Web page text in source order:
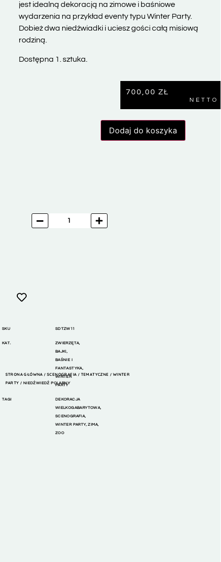
jest idealną dekoracją na zimowe i baśniowe
wydarzenia na przykład eventy typu Winter Party.
Dobież dwa niedźwiadki i uciesz gości całą misiową
rodziną.
Dostępna 1. sztuka.
700,00 ZŁ
NETTO
Dodaj do koszyka
SKU SDTZW11
KAT. ZWIERZĘTA
BAJKI,
BAŚNIE I
FANTASTYKA
WINTER
PARTY
TAGI
DEKORACJA
WIELKOGABARYTOWA
SCENOGRAFIA
WINTER PARTY,ZIMA,
ZOO
STRONA GŁÓWNA /SCENOGRAFIA / TEMATYCZNE / WINTER
PARTY / NIEDŹWIEDŹ POLARNY